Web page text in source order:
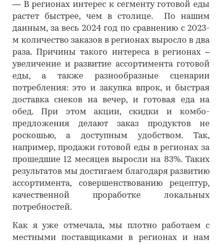
― В регионах интерес к сегменту готовой еды
растет быстрее, чем в столице. По нашим
данным, за весь 2024 год по сравнению с 2023-
м количество заказов в регионах выросло в два
раза. Причины такого интереса в регионах –
увеличение и развитие ассортимента готовой
еды, а также разнообразные сценарии
потребления: это и закупка впрок, и быстрая
доставка снеков на вечер, и готовая еда на
обед. При этом акции, скидки и комбо-
предложения делают заказ продуктов не
роскошью, а доступным удобством. Так,
например, продажи готовой еды в регионах за
прошедшие 12 месяцев выросли на 83%. Таких
результатов мы достигаем благодаря развитию
ассортимента, совершенствованию рецептур,
качественной проработке локальных
потребностей.
Как я уже отмечала, мы плотно работаем с
местными поставщиками в регионах и нам